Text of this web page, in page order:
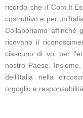
ricordo che il
costruttivo e per
Collaboriamo affinché
ricevano il
ciascuno di voi per
nostro Paese.
dell’Italia nella
orgoglio e